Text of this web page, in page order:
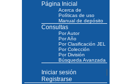
Página Inicial
Acerca de
Políticas de uso
Manual de depósito
Consultas
Por Autor
Por Año
Por Clasificación JEL
Por Colección
Por División
Búsqueda Avanzada
Iniciar sesión
Registrarse